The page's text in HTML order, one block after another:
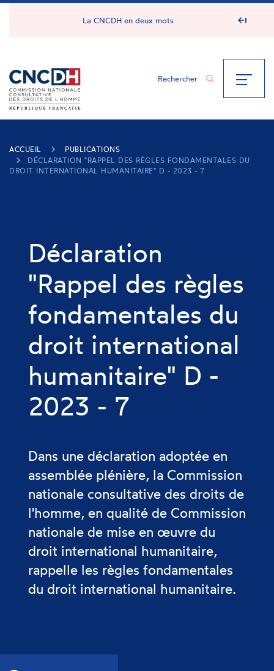
Panneau de gestion des cookies
La CNCDH en deux mots
ACCUEIL
PUBLICATIONS
DÉCLARATION "RAPPEL DES RÈGLES FONDAMENTALES DU
DROIT INTERNATIONAL HUMANITAIRE" D - 2023 - 7
Déclaration
"Rappel des règles
fondamentales du
droit international
humanitaire" D -
2023 - 7
Dans une déclaration adoptée en
assemblée plénière, la Commission
nationale consultative des droits de
l'homme, en qualité de Commission
nationale de mise en œuvre du
droit international humanitaire,
rappelle les règles fondamentales
du droit international humanitaire.